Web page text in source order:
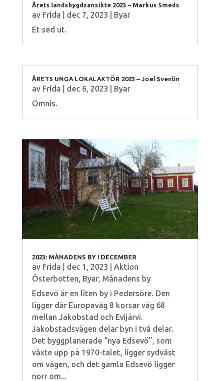
Årets landsbygdsansikte 2023 – Markus Smeds
av Frida dec 7, 2023
Byar
Et sed ut.
ÅRETS UNGA LOKALAKTÖR 2023 – Joel Svenlin
av Frida dec 6, 2023
Byar
Omnis.
2023: MÅNADENS BY I DECEMBER
av Frida dec 1, 2023
Aktion
Österbotten Byar, Månadens by
Edsevö är en liten by i Pedersöre. Den
ligger där Europaväg 8 korsar väg 68
mellan Jakobstad och Evijärvi.
Jakobstadsvägen delar byn i två delar.
Det byggplanerade “nya Edsevö”, som
växte upp på 1970-talet, ligger sydväst
om vägen, och det gamla Edsevö ligger
norr om...